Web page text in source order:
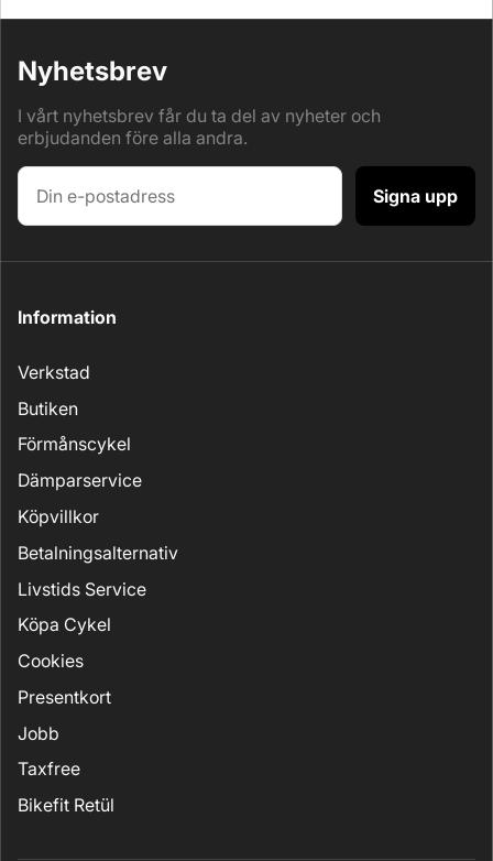
Nyhetsbrev
I vårt nyhetsbrev får du ta del av nyheter och
erbjudanden före alla andra.
Signa upp
Information
Verkstad
Butiken
Förmånscykel
Dämparservice
Köpvillkor
Betalningsalternativ
Livstids Service
Köpa Cykel
Cookies
Presentkort
Jobb
Taxfree
Bikefit Retül